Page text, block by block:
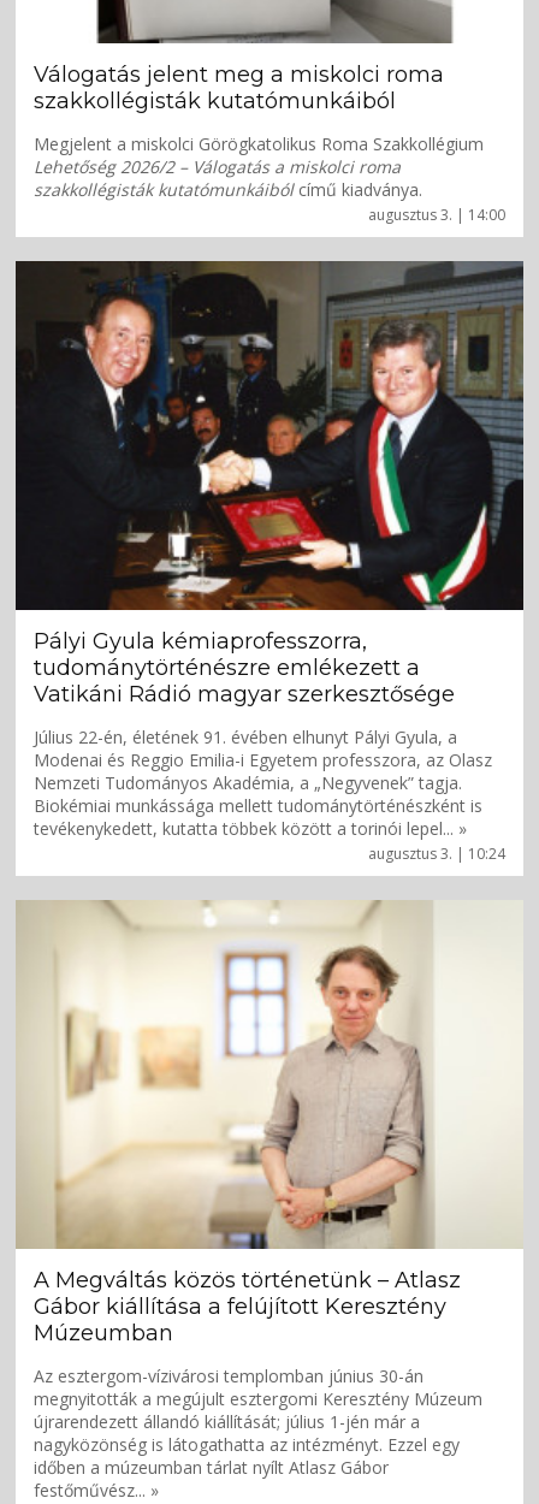
augusztus 3. | 14:00
Válogatás jelent meg a miskolci roma
szakkollégisták kutatómunkáiból
Megjelent a miskolci Görögkatolikus Roma Szakkollégium
Lehetőség 2026/2 – Válogatás a miskolci roma
szakkollégisták kutatómunkáibólcímű kiadványa.
augusztus 3. | 10:24
Pályi Gyula kémiaprofesszorra,
tudománytörténészre emlékezett a
Vatikáni Rádió magyar szerkesztősége
Július 22-én, életének 91. évében elhunyt Pályi Gyula, a
Modenai és Reggio Emilia-i Egyetem professzora, az Olasz
Nemzeti Tudományos Akadémia, a „Negyvenek” tagja.
Biokémiai munkássága mellett tudománytörténészként is
tevékenykedett, kutatta többek között a torinói lepel... »
A Megváltás közös történetünk – Atlasz
Gábor kiállítása a felújított Keresztény
Múzeumban
Az esztergom-vízivárosi templomban június 30-án
megnyitották a megújult esztergomi Keresztény Múzeum
újrarendezett állandó kiállítását; július 1-jén már a
nagyközönség is látogathatta az intézményt. Ezzel egy
időben a múzeumban tárlat nyílt Atlasz Gábor
festőművész... »